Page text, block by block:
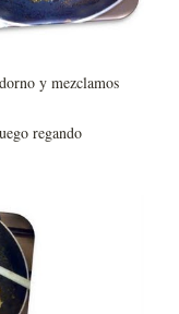
y mezclamos
regando